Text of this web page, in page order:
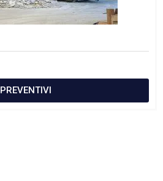
PREVENTIVI